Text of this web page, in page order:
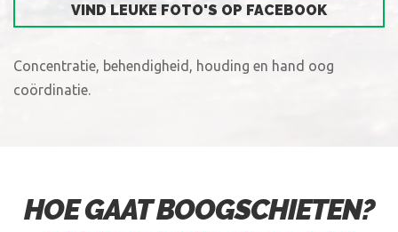
VIND LEUKE FOTO'S OP FACEBOOK
Concentratie, behendigheid, houding en hand oog
coördinatie.
HOE GAAT BOOGSCHIETEN?